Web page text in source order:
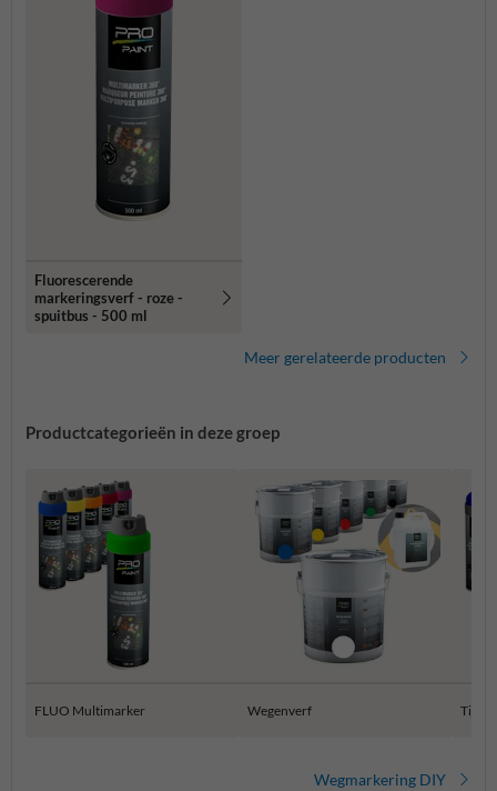
Fluorescerende
markeringsverf - roze -
spuitbus - 500 ml
Meer gerelateerde producten
Productcategorieën in deze groep
FLUO Multimarker Wegenverf
Wegmarkering DIY